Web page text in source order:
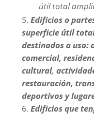
útil total
Edificios o
superficie útil
destinados a
comercial,
cultural,
restauración,
deportivos y
Edificios que